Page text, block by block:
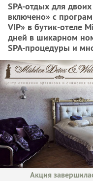
SPA-отдых для
включено» с
VIP» в бутик-отеле
дней в шикарном
SPA-процедуры и
Акция